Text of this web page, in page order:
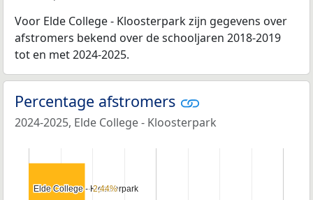
Voor Elde College - Kloosterpark zijn gegevens over
afstromers bekend over de schooljaren 2018-2019
tot en met 2024-2025.
Percentage afstromers
2024-2025, Elde College - Kloosterpark
Elde College - Kloosterpark
Elde College - Kloosterpark
2,44%
2,44%